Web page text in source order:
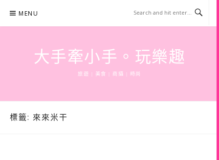
content
MENU
大手牽小手。玩樂趣
旅遊 | 美食 | 商攝 | 時尚
標籤: 來來米干